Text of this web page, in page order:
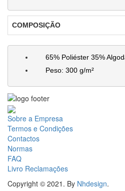
COMPOSIÇÃO
65% Poliéster 35%
Peso: 300 g/m²
Sobre a Empresa
Termos e Condições
Contactos
Normas
FAQ
Livro Reclamações
Copyright © 2021. By Nhdesign.